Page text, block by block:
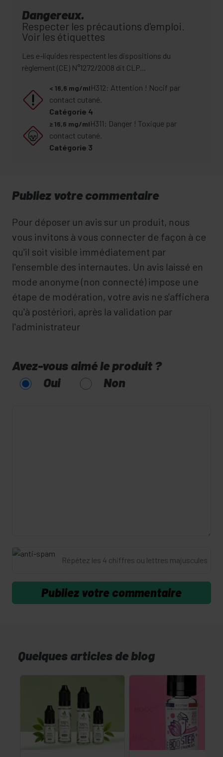
Dangereux.
Respecter les précautions d'emploi.
Voir les étiquettes
Les e-liquides respectent les dispositions du
règlement (CE) N°1272/2008 dit CLP...
< 16,6 mg/mlH312: Attention ! Nocif par
contact cutané.
Catégorie 4
≥ 16,6 mg/mlH311: Danger ! Toxique par
contact cutané.
Catégorie 3
Publiez votre commentaire
Pour déposer un avis sur un produit, nous
vous invitons à vous connecter de façon à ce
qu'il soit visible immédiatement par
l'ensemble des internautes. Un avis laissé en
mode anonyme (non connecté) impose une
étape de modération, votre avis ne s'affichera
qu'à postériori, après la validation par
l'administrateur
Avez-vous aimé le produit ?
Oui
Non
Quelques articles de blog